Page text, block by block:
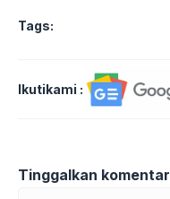
Tags:
Ikutikami :
Tinggalkan komentar